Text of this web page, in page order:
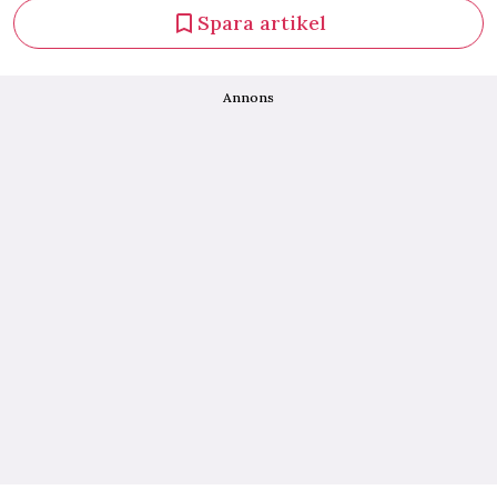
Spara artikel
Annons